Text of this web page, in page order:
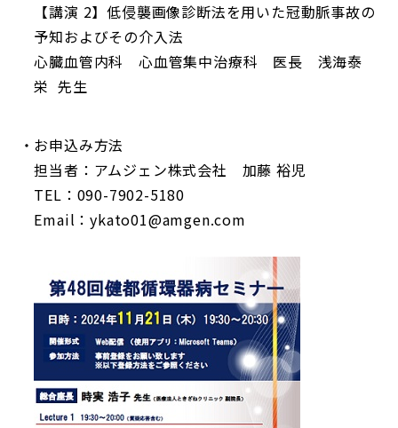
【講演 2】低侵襲画像診断法を用いた冠動脈事故の
予知およびその介入法
心臓血管内科 心血管集中治療科 医長 浅海泰
栄 先生
お申込み方法
担当者：アムジェン株式会社 加藤 裕児
TEL：090-7902-5180
Email：ykato01@amgen.com